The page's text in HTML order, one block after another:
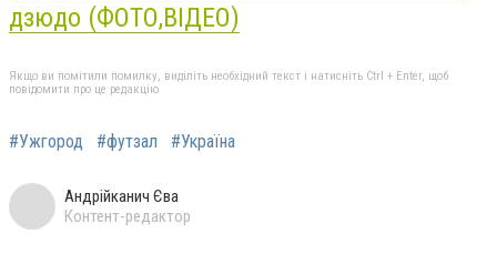
дзюдо (ФОТО,ВІДЕО)
Якщо ви помітили помилку, виділіть необхідний текст і натисніть Ctrl + Enter, щоб
повідомити про це редакцію
#Ужгород #футзал #Україна
Андрійканич Єва
Контент-редактор